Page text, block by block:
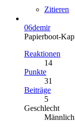
Zitieren
06demir
Papierboot-
Reaktionen
14
Punkte
31
Beiträge
5
Geschlecht
Männlich